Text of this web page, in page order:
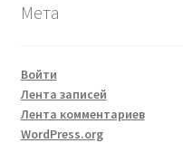
Мета
Войти
Лента записей
Лента комментариев
WordPress.org